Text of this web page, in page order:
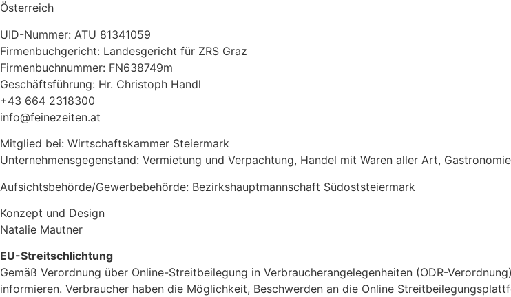
Österreich
UID-Nummer: ATU 81341059
Firmenbuchgericht: Landesgericht für ZRS Graz
Firmenbuchnummer: FN638749m
Geschäftsführung: Hr. Christoph Handl
+43 664 2318300
info@feinezeiten.at
Mitglied bei: Wirtschaftskammer Steiermark
Unternehmensgegenstand: Vermietung und Verpachtung, Handel mit Waren aller Art,
Aufsichtsbehörde/Gewerbebehörde: Bezirkshauptmannschaft Südoststeiermark
Konzept und Design
Natalie Mautner
EU-Streitschlichtung
Gemäß Verordnung über Online-Streitbeilegung in Verbraucherangelegenheiten (ODR-
informieren. Verbraucher haben die Möglichkeit, Beschwerden an die Online